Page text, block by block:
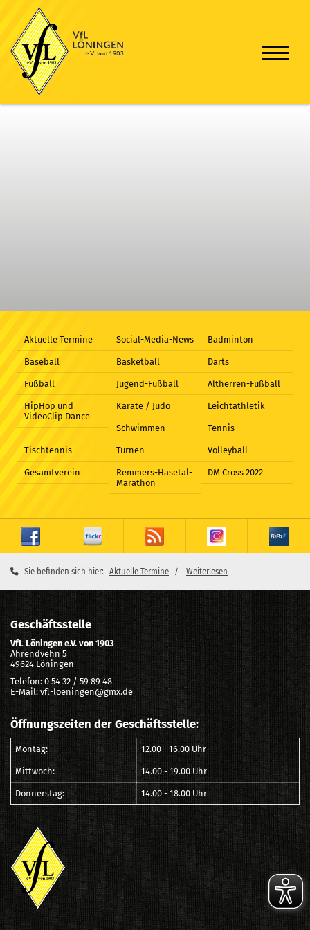
Aktuelle Termine Social-Media-News Badminton
Baseball Basketball Darts
Fußball Jugend-Fußball Altherren-Fußball
HipHop und
VideoClip Dance
Karate / Judo Leichtathletik
Schwimmen Tennis
Tischtennis Turnen Volleyball
Gesamtverein
Remmers-Hasetal-
Marathon
DM Cross 2022
Sie befinden sich hier: Aktuelle Termine Weiterlesen
Geschäftsstelle
VfL Löningen e.V. von 1903
Ahrendvehn 5
49624 Löningen
Telefon: 0 54 32 / 59 89 48
E-Mail: vfl-loeningen@gmx.de
Öffnungszeiten der Geschäftsstelle:
Montag: 12.00 - 16.00 Uhr
Mittwoch: 14.00 - 19.00 Uhr
Donnerstag: 14.00 - 18.00 Uhr